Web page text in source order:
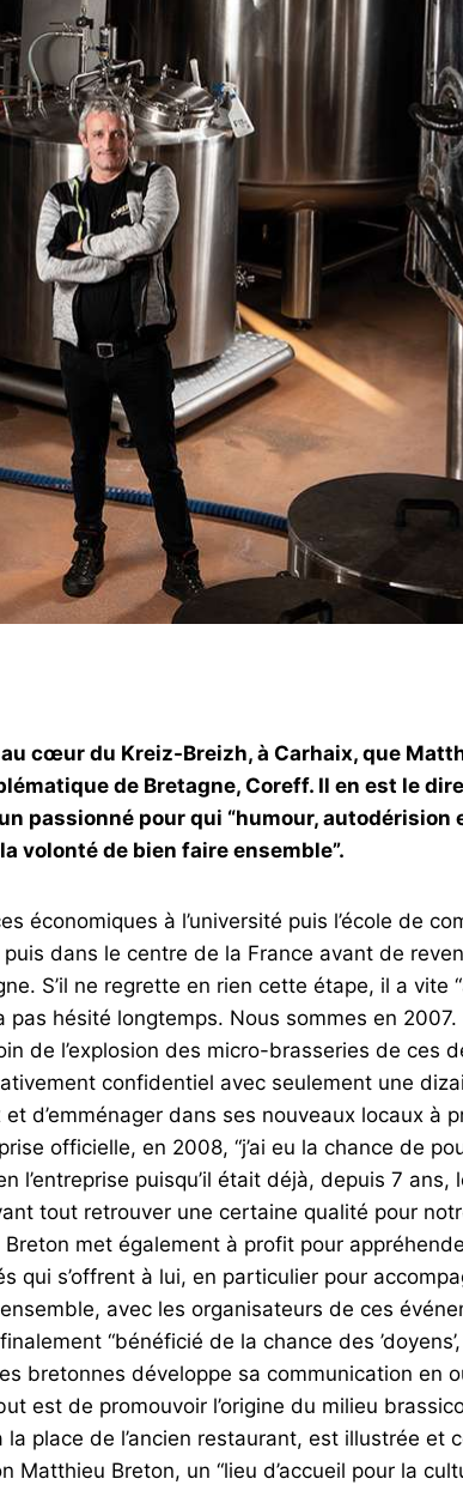
au cœur du Kreiz-Breizh, à Carhaix, que
de Bretagne, Coreff. Il en est le
passionné pour qui “humour,
volonté de bien faire ensemble”.
économiques à l’université puis l’école de
dans le centre de la France avant de
S’il ne regrette en rien cette étape, il a vite
hésité longtemps. Nous sommes en
de l’explosion des micro-brasseries de ces
confidentiel avec seulement une
d’emménager dans ses nouveaux locaux à
officielle, en 2008, “j’ai eu la chance de
l’entreprise puisqu’il était déjà, depuis 7
tout retrouver une certaine qualité pour
met également à profit pour
qui s’offrent à lui, en particulier pour
avec les organisateurs de ces
“bénéficié de la chance des
bretonnes développe sa communication en
est de promouvoir l’origine du milieu
la place de l’ancien restaurant, est illustrée et
Breton, un “lieu d’accueil pour la